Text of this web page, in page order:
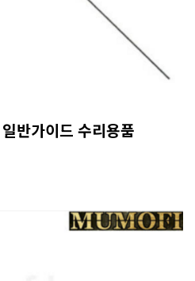
반가이드 수리용품